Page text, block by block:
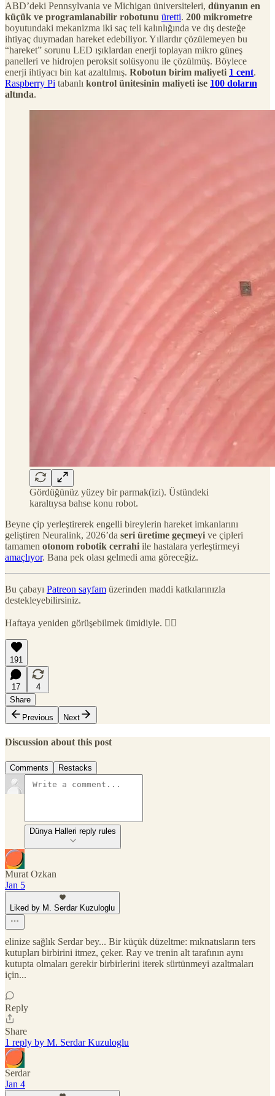
ABD’deki Pennsylvania ve Michigan üniversiteleri, dünyanın en
küçük ve programlanabilir robotunu üretti. 200 mikrometre
boyutundaki mekanizma iki saç teli kalınlığında ve dış desteğe
ihtiyaç duymadan hareket edebiliyor. Yıllardır çözülemeyen bu
“hareket” sorunu LED ışıklardan enerji toplayan mikro güneş
panelleri ve hidrojen peroksit solüsyonu ile çözülmüş. Böylece
enerji ihtiyacı bin kat azaltılmış. Robotun birim maliyeti 1 cent.
Raspberry Pi tabanlı kontrol ünitesinin maliyeti ise 100 doların
altında.
Gördüğünüz yüzey bir parmak(izi). Üstündeki
karaltıysa bahse konu robot.
Beyne çip yerleştirerek engelli bireylerin hareket imkanlarını
geliştiren Neuralink, 2026’da seri üretime geçmeyi ve çipleri
tamamen otonom robotik cerrahi ile hastalara yerleştirmeyi
amaçlıyor. Bana pek olası gelmedi ama göreceğiz.
Bu çabayı Patreon sayfam üzerinden maddi katkılarınızla
destekleyebilirsiniz.
Haftaya yeniden görüşebilmek ümidiyle. 🙋‍♂️
191
17
4
Share
Previous
Next
Discussion about this post
Comments Restacks
Dünya Halleri reply rules
Murat Ozkan
Jan 5
Liked by M. Serdar Kuzuloglu
elinize sağlık Serdar bey... Bir küçük düzeltme: mıknatısların ters
kutupları birbirini itmez, çeker. Ray ve trenin alt tarafının aynı
kutupta olmaları gerekir birbirlerini iterek sürtünmeyi azaltmaları
için...
Reply
Share
1 reply by M. Serdar Kuzuloglu
Serdar
Jan 4